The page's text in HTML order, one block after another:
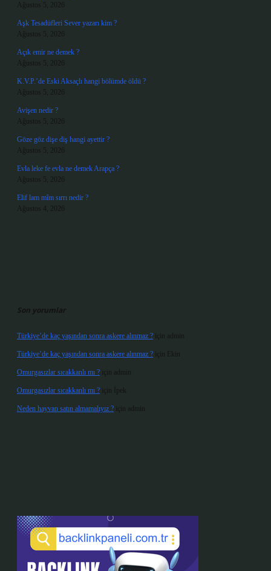
Ağustos 5, 2026
Aşk Tesadüfleri Sever yazarı kim ?
Ağustos 5, 2026
Açık emir ne demek ?
Ağustos 5, 2026
K.V.P.’de Eski Aksaçlı hangi bölümde öldü ?
Ağustos 5, 2026
Avişen nedir ?
Ağustos 5, 2026
Göze göz dişe diş hangi ayettir ?
Ağustos 5, 2026
Evla leke fe evla ne demek Arapça ?
Ağustos 5, 2026
Elif lam mîm sırrı nedir ?
Ağustos 4, 2026
Son yorumlar
Türkiye’de kaç yaşından sonra askere alınmaz ? için admin
Türkiye’de kaç yaşından sonra askere alınmaz ? için Ekin
Omurgasızlar sıcakkanlı mı ? için admin
Omurgasızlar sıcakkanlı mı ? için İpek
Neden hayvan satın almamalıyız ? için admin